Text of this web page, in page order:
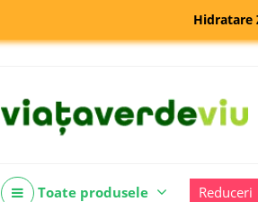
Hidratare
Toate produsele Reduceri